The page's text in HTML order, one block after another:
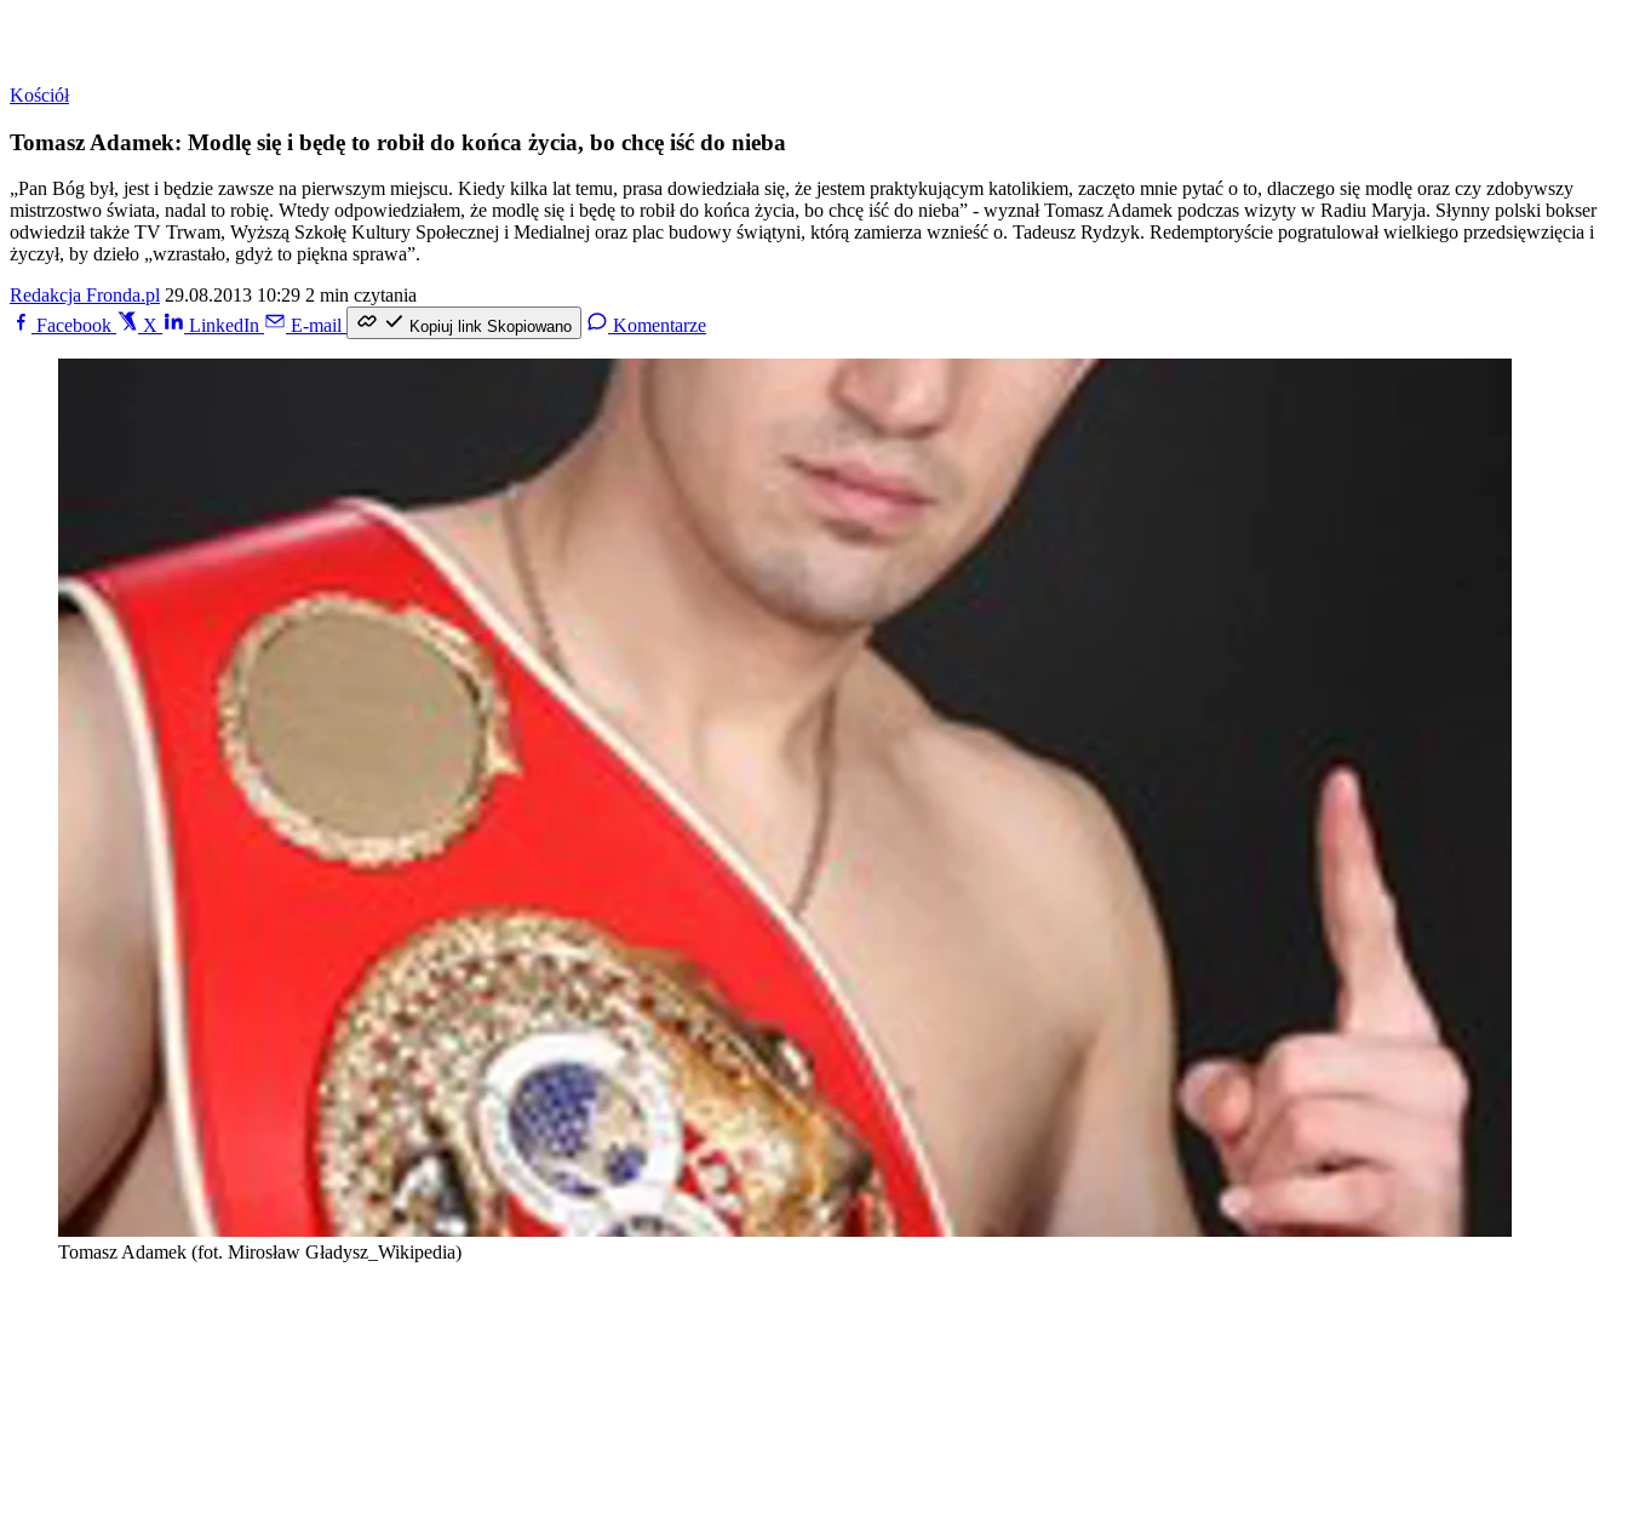
Kościół
Tomasz Adamek: Modlę się i będę to robił do końca życia, bo chcę iść do nieba
„Pan Bóg był, jest i będzie zawsze na pierwszym miejscu. Kiedy kilka lat temu, prasa dowiedziała się, że jestem praktykującym katolikiem, zaczęto mnie pytać o to, dlaczego się modlę oraz czy zdobywszy
mistrzostwo świata, nadal to robię. Wtedy odpowiedziałem, że modlę się i będę to robił do końca życia, bo chcę iść do nieba” - wyznał Tomasz Adamek podczas wizyty w Radiu Maryja. Słynny polski bokser
odwiedził także TV Trwam, Wyższą Szkołę Kultury Społecznej i Medialnej oraz plac budowy świątyni, którą zamierza wznieść o. Tadeusz Rydzyk. Redemptoryście pogratulował wielkiego przedsięwzięcia i
życzył, by dzieło „wzrastało, gdyż to piękna sprawa”.
Redakcja Fronda.pl 29.08.2013 10:29 2 min czytania
Facebook
X LinkedIn E-mail Kopiuj link Skopiowano Komentarze
Tomasz Adamek (fot. Mirosław Gładysz_Wikipedia)